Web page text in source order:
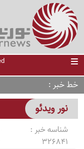
خط خبر
نور ویدئو
شناسه خبر :
326841